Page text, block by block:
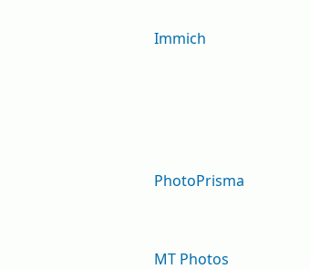
Immich
PhotoPrisma
MT Photos